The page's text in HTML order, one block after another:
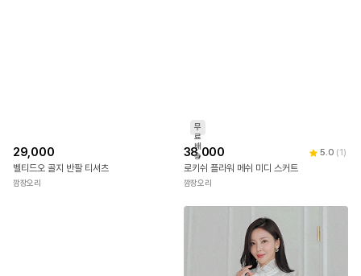
29,000
벨티드오 골지 반팔 티셔츠
깜장오리
무
료
배
송
38,000 5.0 (1 )
로키쉬 플라워 메쉬 미디 스커트
깜장오리